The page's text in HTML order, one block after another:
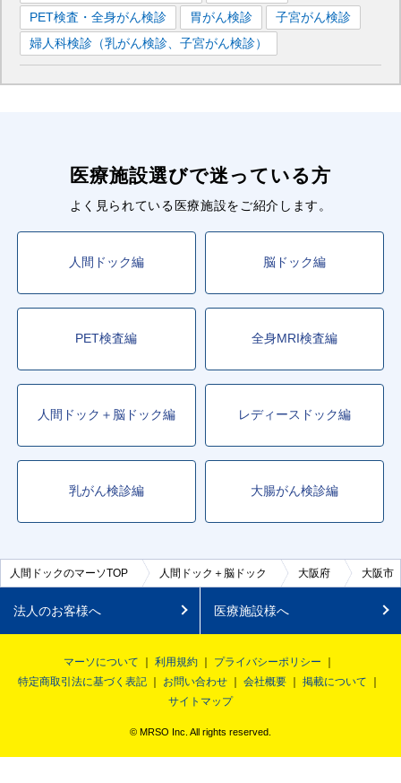
■阪急神戸本線
大阪梅田駅 神戸三宮駅 夙川駅
■阪急京都本線
大阪梅田 駅 大宮駅 茨木市駅 淡路駅 南方
大阪梅田駅 芦屋駅 野田 駅 福島
春日野道駅 尼崎駅 香櫨園駅
■大阪メトロ御堂筋線
■大阪メトロ谷町線
東梅田駅 天王寺駅 南森町駅 天満橋駅 守口駅
■大阪メトロ四つ橋線
PET検査・全身がん検診
胃がん検診
子宮がん検診
婦人科検診（乳がん検診、子宮がん検診）
医療施設選びで迷っている方
よく見られている医療施設をご紹介します。
人間ドック編 脳ドック編
PET検査編 全身MRI検査編
人間ドック＋脳ドック編 レディースドック編
乳がん検診編 大腸がん検診編
人間ドックのマーソTOP 人間ドック＋脳ドック 大阪府 大阪市
法人のお客様へ 医療施設様へ
マーソについて 利用規約
プライバシーポリシー
特定商取引法に基づく表記
お問い合わせ 会社概要
掲載について
サイトマップ
© MRSO Inc. All rights reserved.